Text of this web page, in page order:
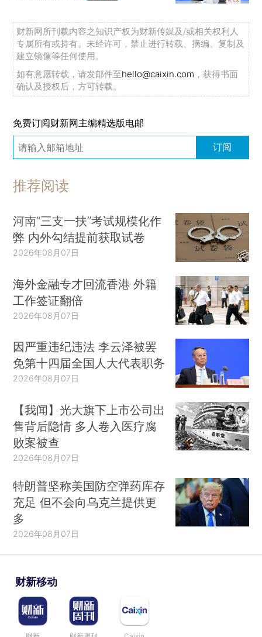
财新网所刊载内容之知识产权为财新传媒及/或相关权利人
专属所有或持有。未经许可，禁止进行转载、摘编、复制及
建立镜像等任何使用。
如有意愿转载，请发邮件至hello@caixin.com ，获得书面
确认及授权后，方可转载。
免费订阅财新网主编精选版电邮
订阅
推荐阅读
河南“三支一扶”考试规模化作
弊 内外勾结提前获取试卷
2026年08月07日
海外金融专才回流香港 外籍
工作签证翻倍
2026年08月07日
因严重违纪违法 李云泽被罢
免第十四届全国人大代表职务
2026年08月07日
【我闻】光大旗下上市公司出
售背后隐情 多人卷入医疗腐
败案被查
2026年08月07日
特朗普坚称美国防空弹药库存
充足 但不会向乌克兰提供更
多
2026年08月07日
财新移动